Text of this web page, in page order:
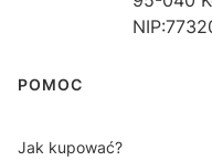
Linki w stopce
POMOC
Jak kupować?